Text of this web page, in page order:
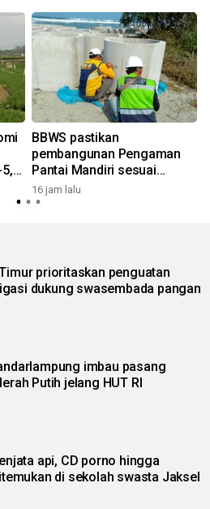
BBWS pastikan
pembangunan Pengaman
Pantai Mandiri sesuai
standar mutu
16 jam lalu
prioritaskan penguatan
dukung swasembada pangan
imbau pasang
Putih jelang HUT RI
api, CD porno hingga
di sekolah swasta Jaksel